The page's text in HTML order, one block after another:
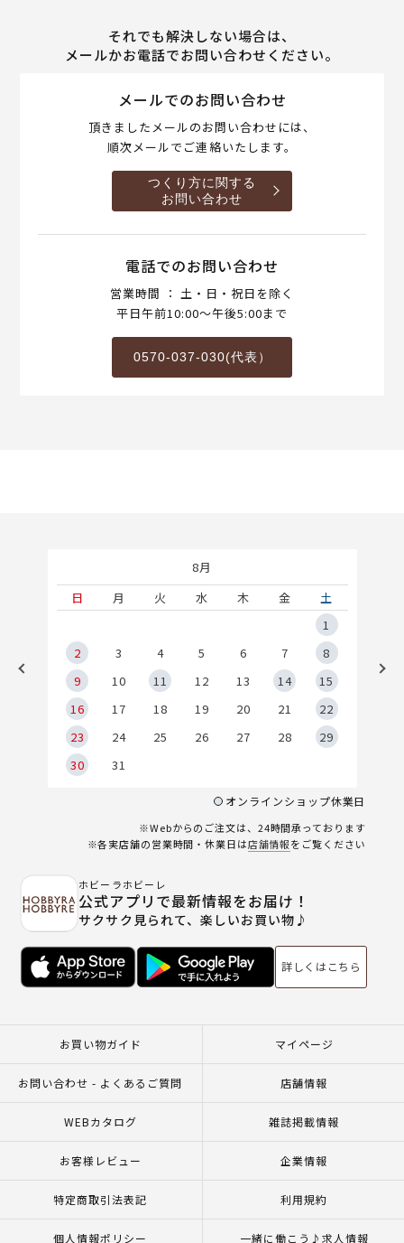
それでも解決しない場合は、
メールかお電話でお問い合わせください。
メールでのお問い合わせ
頂きましたメールのお問い合わせには、
順次メールでご連絡いたします。
つくり方に関する
お問い合わせ
電話でのお問い合わせ
営業時間 ： 土・日・祝日を除く
平日午前10:00～午後5:00まで
0570-037-030(代表）
8月
日
月 火 水 木 金
土
1
2
3 4 5 6 7
8
9
10 11 12 13 14
15
16
17 18 19 20 21
22
23
24 25 26 27 28
29
30
31
オンラインショップ休業日
※Webからのご注文は、24時間承っております
※各実店舗の営業時間・休業日は店舗情報をご覧ください
ホビーラホビーレ
公式アプリで最新情報をお届け！
サクサク見られて、楽しいお買い物♪
詳しくはこちら
お買い物ガイド マイページ
お問い合わせ - よくあるご質問 店舗情報
WEBカタログ 雑誌掲載情報
お客様レビュー 企業情報
特定商取引法表記 利用規約
個人情報ポリシー 一緒に働こう♪求人情報